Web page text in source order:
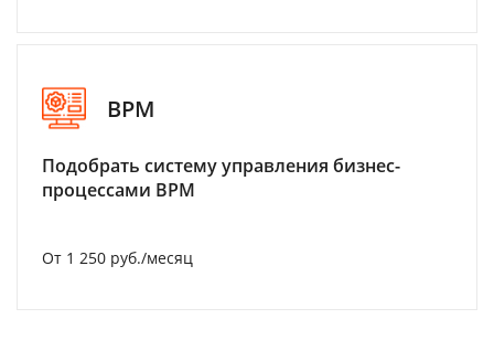
BPM
Подобрать систему управления бизнес-
процессами BPM
От 1 250 руб./месяц